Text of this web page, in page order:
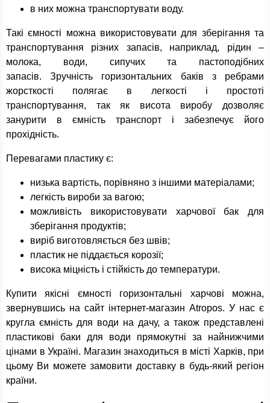
в них можна транспортувати воду.
Такі ємності можна використовувати для зберігання та
транспортування різних запасів, наприклад, рідин –
молока, води, сипучих та пастоподібних
запасів. Зручність горизонтальних баків з ребрами
жорсткості полягає в легкості і простоті
транспортування, так як висота виробу дозволяє
занурити в ємність транспорт і забезпечує його
прохідність.
Перевагами пластику є:
низька вартість, порівняно з іншими матеріалами;
легкість вироби за вагою;
можливість використовувати харчової бак для
зберігання продуктів;
виріб виготовляється без швів;
пластик не піддається корозії;
висока міцність і стійкість до температури.
Купити якісні ємності горизонтальні харчові можна,
звернувшись на сайт інтернет-магазин Atropos. У нас є
кругла ємність для води на дачу, а також представлені
пластикові баки для води прямокутні за найнижчими
цінами в Україні. Магазин знаходиться в місті Харків, при
цьому Ви можете замовити доставку в будь-який регіон
країни.